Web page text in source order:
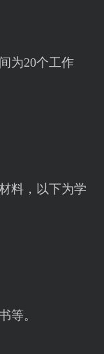
为20个工作
料，以下为学
等。